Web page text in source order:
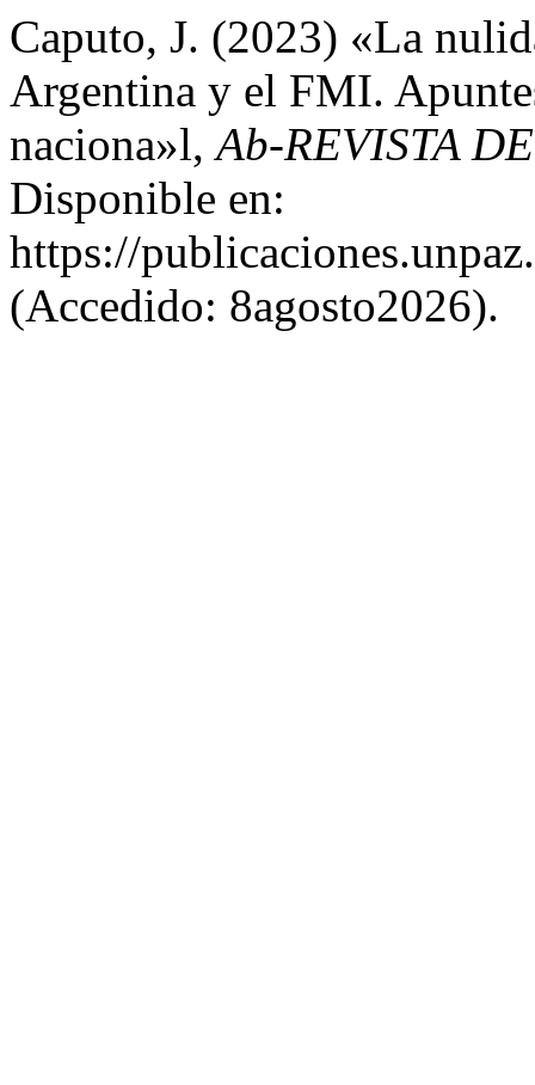
Caputo, J. (2023) «La
Argentina y el FMI.
naciona»l,Ab-REVISTA
Disponible en:
https://
(Accedido: 8agosto2026).